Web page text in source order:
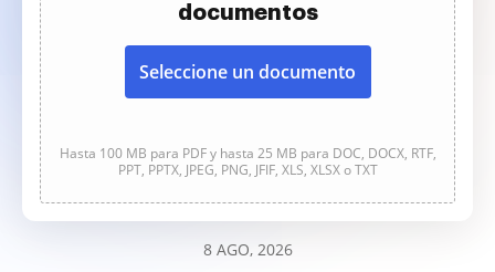
documentos
Seleccione un documento
Hasta 100 MB para PDF y hasta 25 MB para DOC, DOCX, RTF,
PPT, PPTX, JPEG, PNG, JFIF, XLS, XLSX o TXT
8 AGO, 2026